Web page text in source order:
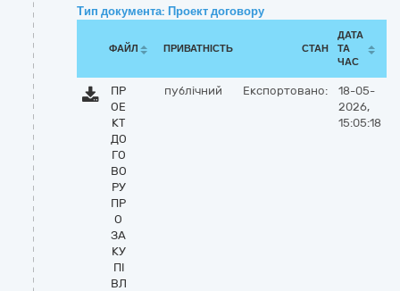
Тип документа: Проект договору
ФАЙЛ ПРИВАТНІСТЬ СТАН
ДАТА
ТА
ЧАС
ПР
ОЕ
КТ
ДО
ГО
ВО
РУ
ПР
О
ЗА
КУ
ПІ
ВЛ
публічний Експортовано:
18-05-
2026,
15:05:18